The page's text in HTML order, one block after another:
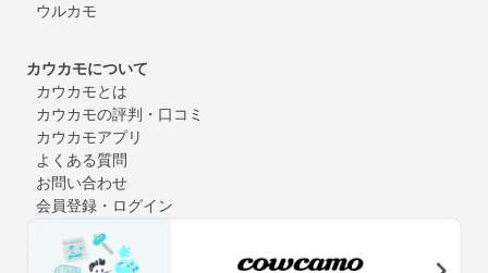
ウルカモ
カウカモについて
カウカモとは
カウカモの評判・口コミ
カウカモアプリ
よくある質問
お問い合わせ
会員登録・ログイン